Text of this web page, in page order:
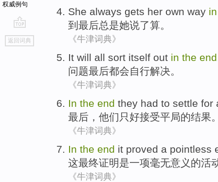
权威例句
go
top
返回词典
She always gets her own way
到 最后总是她说了算。
《牛津词典》
It will all sort itself out in the end
问题最后都会自行解决。
《牛津词典》
In the end they had to settle for
最后 ， 他们 只好接受平局的结果
《牛津词典》
In the end it proved a pointless
这最终证明是一项毫无意义 的活
《牛津词典》